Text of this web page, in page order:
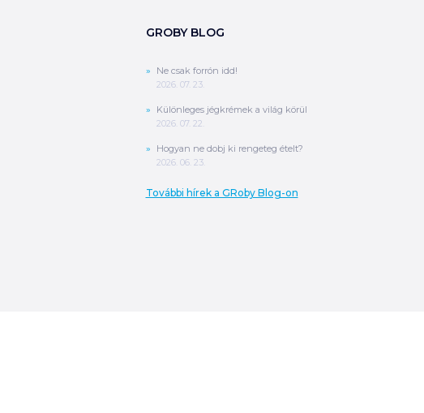
GROBY BLOG
Ne csak forrón idd!
2026. 07. 23.
Különleges jégkrémek a világ körül
2026. 07. 22.
Hogyan ne dobj ki rengeteg ételt?
2026. 06. 23.
További hírek a GRoby Blog-on